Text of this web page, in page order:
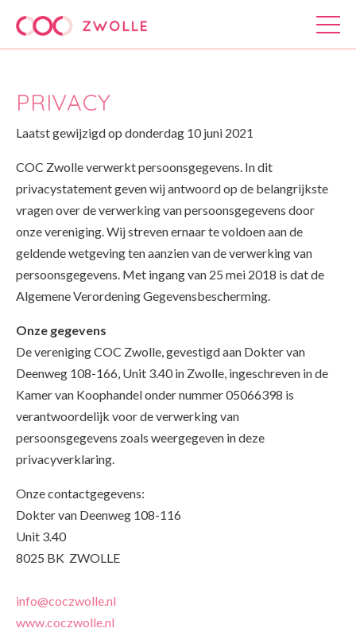
PRIVACY
Laatst gewijzigd op donderdag 10 juni 2021
COC Zwolle verwerkt persoonsgegevens. In dit
privacystatement geven wij antwoord op de belangrijkste
vragen over de verwerking van persoonsgegevens door
onze vereniging. Wij streven ernaar te voldoen aan de
geldende wetgeving ten aanzien van de verwerking van
persoonsgegevens. Met ingang van 25 mei 2018 is dat de
Algemene Verordening Gegevensbescherming.
Onze gegevens
De vereniging COC Zwolle, gevestigd aan Dokter van
Deenweg 108-166, Unit 3.40 in Zwolle, ingeschreven in de
Kamer van Koophandel onder nummer05066398 is
verantwoordelijk voor de verwerking van
persoonsgegevens zoals weergegeven in deze
privacyverklaring.
Onze contactgegevens:
Dokter van Deenweg 108-116
Unit 3.40
8025 BK ZWOLLE
info@coczwolle.nl
www.coczwolle.nl